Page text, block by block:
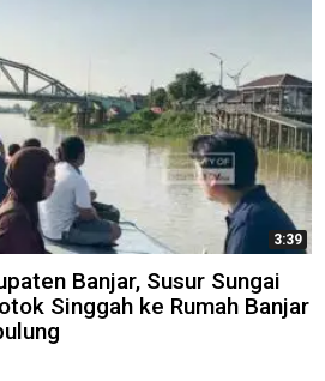
3:39
Banjar, Susur Sungai
Singgah ke Rumah Banjar